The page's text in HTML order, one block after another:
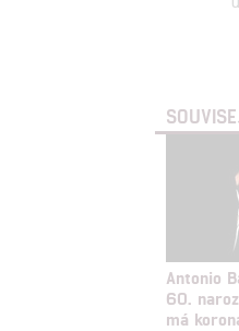
Antonio
60.
má